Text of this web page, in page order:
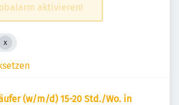
aktivieren!
(w/m/d) 15-20 Std./Wo. in